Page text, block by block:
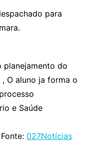
para
planejamento do
O aluno ja forma o
e Saúde
027Notícias